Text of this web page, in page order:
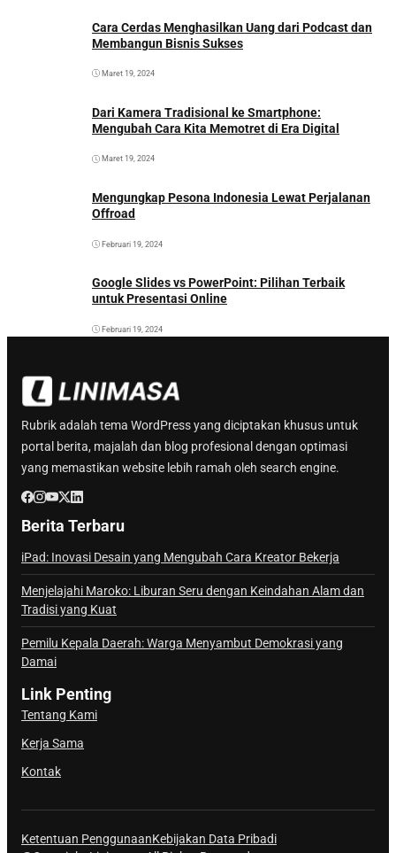
Cara Cerdas Menghasilkan Uang dari Podcast dan
Membangun Bisnis Sukses
Maret 19, 2024
Dari Kamera Tradisional ke Smartphone:
Mengubah Cara Kita Memotret di Era Digital
Maret 19, 2024
Mengungkap Pesona Indonesia Lewat Perjalanan
Offroad
Februari 19, 2024
Google Slides vs PowerPoint: Pilihan Terbaik
untuk Presentasi Online
Februari 19, 2024
Rubrik adalah tema WordPress yang diciptakan khusus untuk
portal berita, majalah dan blog profesional dengan optimasi
yang memastikan website lebih ramah oleh search engine.
Berita Terbaru
iPad: Inovasi Desain yang Mengubah Cara Kreator Bekerja
Menjelajahi Maroko: Liburan Seru dengan Keindahan Alam dan
Tradisi yang Kuat
Pemilu Kepala Daerah: Warga Menyambut Demokrasi yang
Damai
Link Penting
Tentang Kami
Kerja Sama
Kontak
Ketentuan PenggunaanKebijakan Data Pribadi